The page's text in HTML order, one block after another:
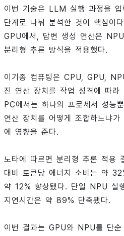
이번 기술은 LLM 실행 과정을
단계로 나눠 분석한 것이 핵심이
GPU에서, 답변 생성 연산은
분리형 추론 방식을 적용했다.
이기종 컴퓨팅은 CPU, GPU,
진 연산 장치를 작업 성격에 따
PC에서는 하나의 프로세서 성능
연산 장치를 어떻게 조합하느냐
에 영향을 준다.
노타에 따르면 분리형 추론 적용
대비 토큰당 에너지 소비는 약
약 12% 향상됐다. 단일 NPU 실
지연시간은 약 89% 단축됐다.
이번 결과는 GPU와 NPU를 단순